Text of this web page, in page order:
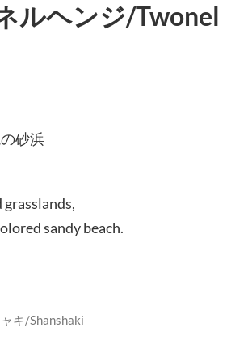
ルヘンジ/Twonel
砂浜
sandy beach.
キ/Shanshaki